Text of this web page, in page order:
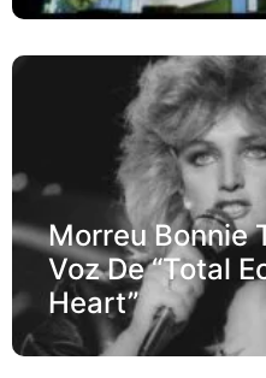
Morreu Bonnie
Voz De “Total
Heart”